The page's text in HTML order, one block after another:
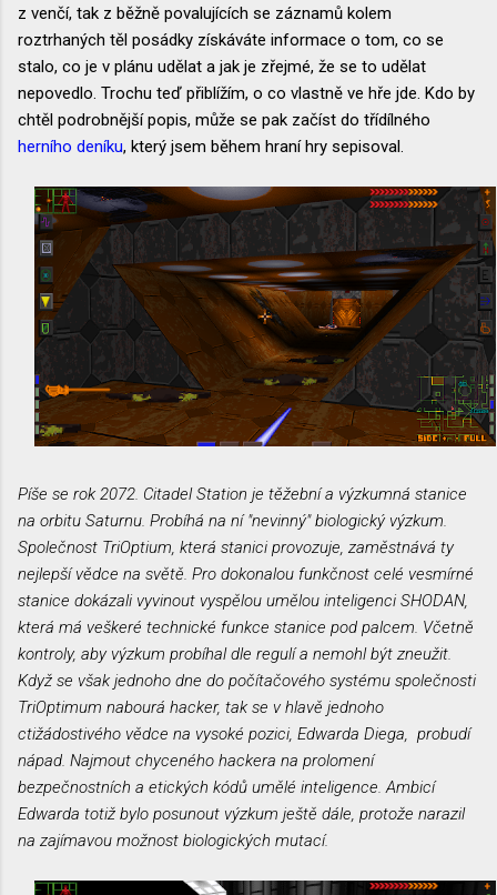
z venčí, tak z běžně povalujících se záznamů kolem
roztrhaných těl posádky získáváte informace o tom, co se
stalo, co je v plánu udělat a jak je zřejmé, že se to udělat
nepovedlo. Trochu teď přiblížím, o co vlastně ve hře jde. Kdo by
chtěl podrobnější popis, může se pak začíst do třídílného
herního deníku, který jsem během hraní hry sepisoval.
Píše se rok 2072. Citadel Station je těžební a výzkumná stanice
na orbitu Saturnu. Probíhá na ní "nevinný" biologický výzkum.
Společnost TriOptium, která stanici provozuje, zaměstnává ty
nejlepší vědce na světě. Pro dokonalou funkčnost celé vesmírné
stanice dokázali vyvinout vyspělou umělou inteligenci SHODAN,
která má veškeré technické funkce stanice pod palcem. Včetně
kontroly, aby výzkum probíhal dle regulí a nemohl být zneužit.
Když se však jednoho dne do počítačového systému společnosti
TriOptimum nabourá hacker, tak se v hlavě jednoho
ctižádostivého vědce na vysoké pozici, Edwarda Diega, probudí
nápad. Najmout chyceného hackera na prolomení
bezpečnostních a etických kódů umělé inteligence. Ambicí
Edwarda totiž bylo posunout výzkum ještě dále, protože narazil
na zajímavou možnost biologických mutací.